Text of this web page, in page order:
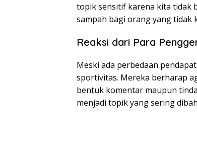
topik sensitif karena kita tidak
sampah bagi orang yang tidak
Reaksi dari Para
Meski ada perbedaan
sportivitas. Mereka berharap
bentuk komentar maupun
menjadi topik yang sering